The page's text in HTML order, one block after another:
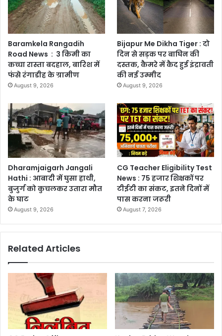
Baramkela Rangadih
Road News : 3 किमी का
कच्चा रास्ता बदहाल, बारिश में
फंसे रंगाडीह के ग्रामीण
August 9, 2026
Bijapur Me Dikha Tiger : दो
दिन से सड़क पर बाघिन की
दस्तक, कैमरे में कैद हुई इंद्रावती
की नई उम्मीद
August 9, 2026
Dharamjaigarh Jangali
Hathi : आबादी में घुसा हाथी,
बुजुर्ग को कुचलकर उतारा मौत
के घाट
August 9, 2026
CG Teacher Eligibility Test
News : 75 हजार शिक्षकों पर
टीईटी का संकट, इतने दिनों में
पास करना जरूरी
August 7, 2026
Related Articles